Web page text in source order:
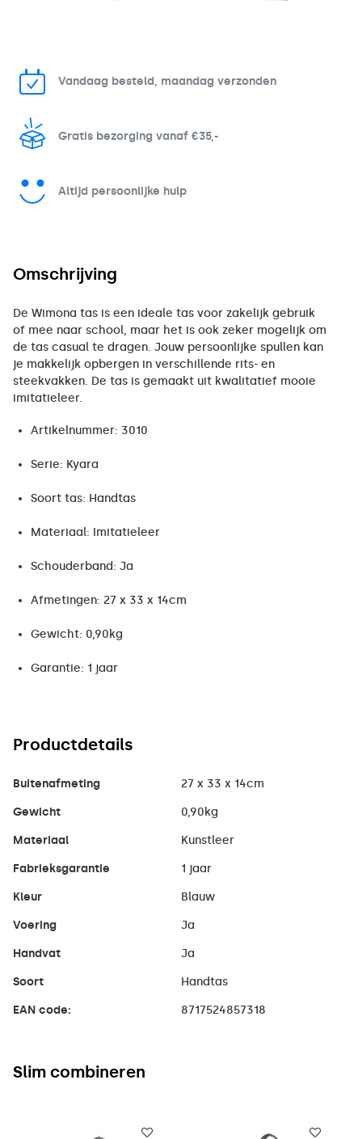
Vandaag besteld, maandag verzonden
Gratis bezorging vanaf €35,-
Altijd persoonlijke hulp
Omschrijving
De Wimona tas is een ideale tas voor zakelijk gebruik
of mee naar school, maar het is ook zeker mogelijk om
de tas casual te dragen. Jouw persoonlijke spullen kan
je makkelijk opbergen in verschillende rits- en
steekvakken. De tas is gemaakt uit kwalitatief mooie
imitatieleer.
Artikelnummer: 3010
Serie: Kyara
Soort tas: Handtas
Materiaal: Imitatieleer
Schouderband: Ja
Afmetingen: 27 x 33 x 14cm
Gewicht: 0,90kg
Garantie: 1 jaar
Productdetails
Buitenafmeting 27 x 33 x 14cm
Gewicht 0,90kg
Materiaal Kunstleer
Fabrieksgarantie 1 jaar
Kleur Blauw
Voering Ja
Handvat Ja
Soort Handtas
EAN code: 8717524857318
Slim combineren